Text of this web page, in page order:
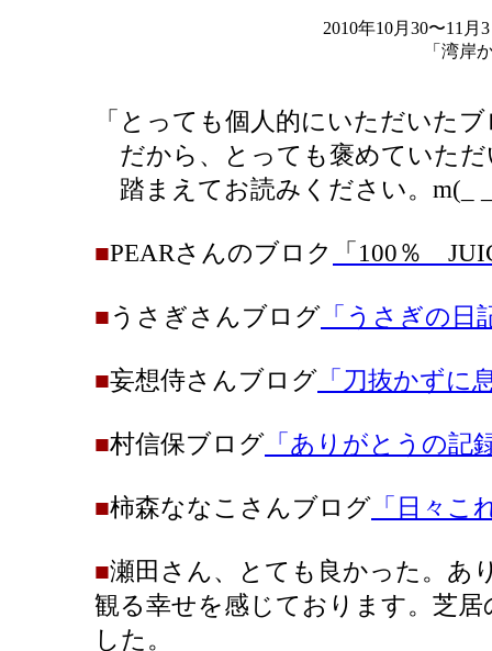
2010年10月30〜11
「湾岸
「 とっても個人的にいただいた
だから、とっても褒めていただ
踏まえてお読みください。m(_
■PEARさんのブロク 「100％
■うさぎさんブログ 「うさぎの日
■妄想侍さんブログ 「刀抜かずに
■村信保ブログ 「ありがとうの記
■柿森ななこさんブログ 「日々こ
■瀬田さん、とても良かった。あ
観る幸せを感じております。芝
した。